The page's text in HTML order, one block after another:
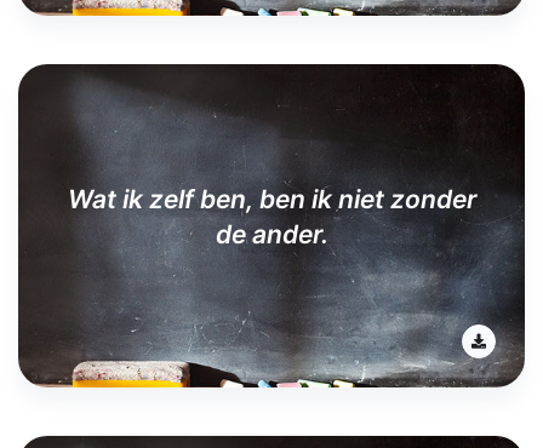
Wat ik zelf ben, ben ik niet zonder
de ander.